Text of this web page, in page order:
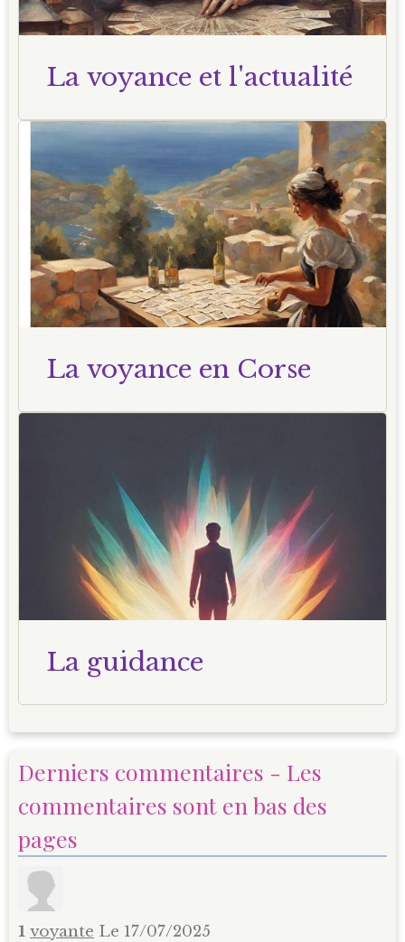
La voyance et l'actualité
La voyance en Corse
La guidance
Derniers commentaires - Les
commentaires sont en bas des
pages
1 voyante Le 17/07/2025